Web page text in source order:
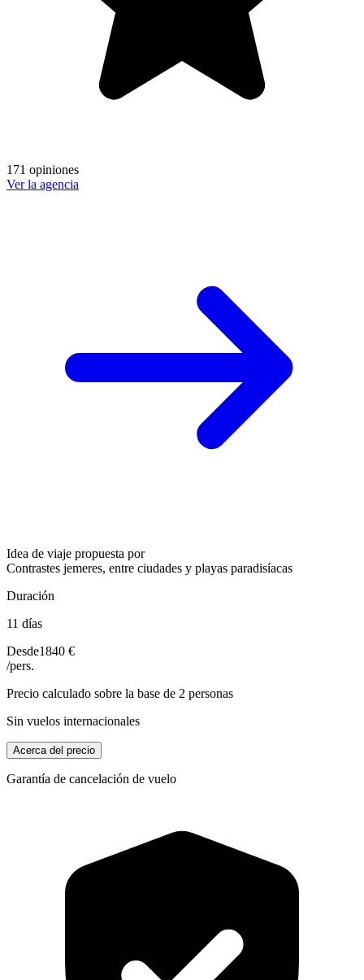
171 opiniones
Ver la agencia
Idea de viaje propuesta por
Contrastes jemeres, entre ciudades y playas paradisíacas
Duración
11 días
Desde1840 €
/pers.
Precio calculado sobre la base de 2 personas
Sin vuelos internacionales
Acerca del precio
Garantía de cancelación de vuelo